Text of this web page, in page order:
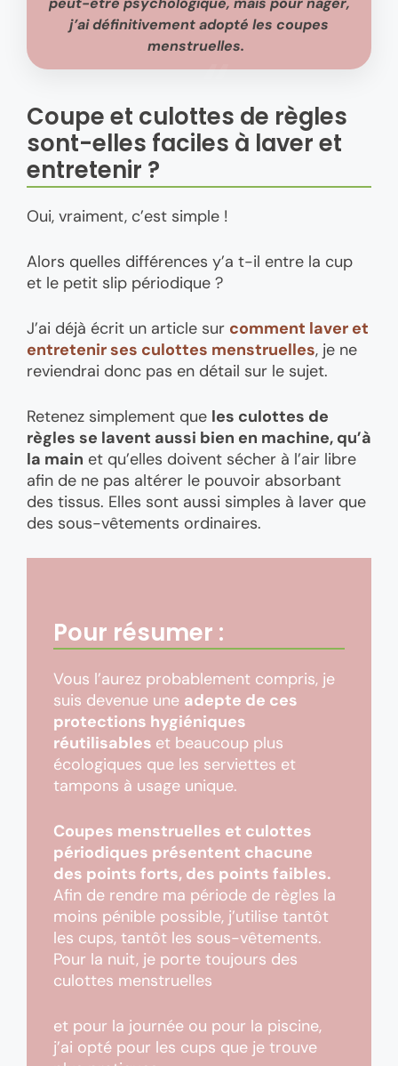
j’ai définitivement adopté les coupes
menstruelles.
Coupe et culottes de règles
sont-elles faciles à laver et
entretenir ?
Oui, vraiment, c’est simple !
Alors quelles différences y’a t-il entre la cup
et le petit slip périodique ?
J’ai déjà écrit un article sur comment laver et
entretenir ses culottes menstruelles, je ne
reviendrai donc pas en détail sur le sujet.
Retenez simplement que les culottes de
règles se lavent aussi bien en machine, qu’à
la main et qu’elles doivent sécher à l’air libre
afin de ne pas altérer le pouvoir absorbant
des tissus. Elles sont aussi simples à laver que
des sous-vêtements ordinaires.
Pour résumer :
Vous l’aurez probablement compris, je
suis devenue une adepte de ces
protections hygiéniques
réutilisables et beaucoup plus
écologiques que les serviettes et
tampons à usage unique.
Coupes menstruelles et culottes
périodiques présentent chacune
des points forts, des points faibles.
Afin de rendre ma période de règles la
moins pénible possible, j’utilise tantôt
les cups, tantôt les sous-vêtements.
Pour la nuit, je porte toujours des
culottes menstruelles
et pour la journée ou pour la piscine,
j’ai opté pour les cups que je trouve